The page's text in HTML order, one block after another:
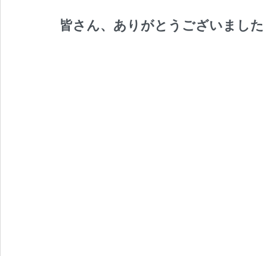
皆さん、ありがとうございました